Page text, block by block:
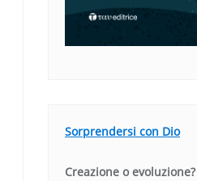
Sorprendersi con Dio
Creazione o